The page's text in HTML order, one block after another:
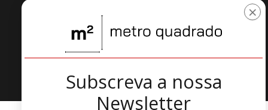
×
Subscreva a nossa
Newsletter